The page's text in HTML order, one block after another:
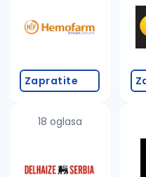
Takođe možete da:
proverite
promenite
Zapratite
18 oglasa